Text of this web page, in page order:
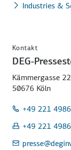
Industries &
Kontakt
DEG-
Kämmergasse 22
50676 Köln
+49 221
+49 221
presse